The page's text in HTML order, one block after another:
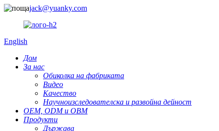
jack@yuanky.com
English
Дом
За нас
Обиколка на фабриката
Видео
Качество
Научноизследователска и развойна дейност
OEM, ODM и OBM
Продукти
Държава